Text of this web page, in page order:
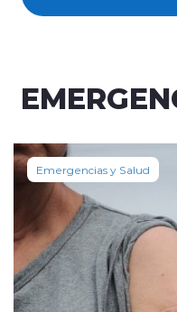
Emergencias y Salud